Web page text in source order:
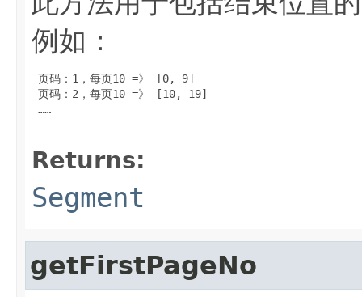
例如：
页码：1，每页10 =》 [0, 9]
页码：2，每页10 =》 [10, 19]
……
Returns:
Segment
getFirstPageNo